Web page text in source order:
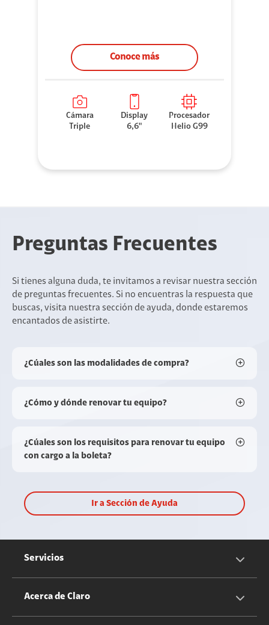
Conoce más
Cámara
Triple
Display
6,6"
Procesador
Helio G99
Preguntas Frecuentes
Si tienes alguna duda, te invitamos a revisar nuestra sección
de preguntas frecuentes. Si no encuentras la respuesta que
buscas, visita nuestra sección de ayuda, donde estaremos
encantados de asistirte.
¿Cúales son las modalidades de compra?
¿Cómo y dónde renovar tu equipo?
¿Cúales son los requisitos para renovar tu equipo
con cargo a la boleta?
Ir a Sección de Ayuda
Servicios
Servicios Móviles
Acerca de Claro